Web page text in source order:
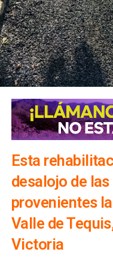
insumos incluidos, lo
madres y padres de
sectores vulnerables,
gobierno con la
comunitarios en favor
Esta
desalojo de
provenientes
Valle de
Victoria